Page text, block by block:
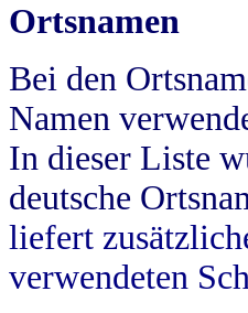
Ortsnamen
Bei den
Namen
In dieser Liste
deutsche
liefert
verwendeten